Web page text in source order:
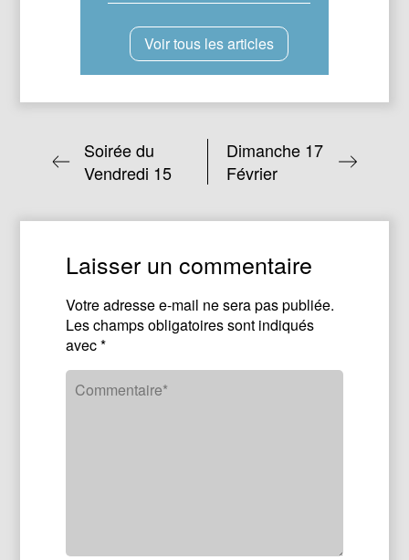
Voir tous les articles
Soirée du
Vendredi 15
Dimanche 17
Février
Laisser un commentaire
Votre adresse e-mail ne sera pas publiée.
Les champs obligatoires sont indiqués
avec*